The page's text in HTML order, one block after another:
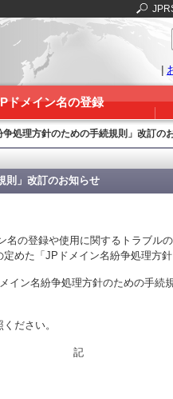
|
ドメイン名の登録
争処理方針のための手続規則」改訂の
則」改訂のお知らせ
の登録や使用に関するトラブル
めた「JPドメイン名紛争処理方
イン名紛争処理方針のための手続
ださい。
記